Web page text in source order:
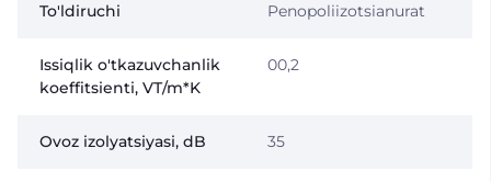
To'ldiruchi Penopoliizotsianurat
Issiqlik o'tkazuvchanlik
koeffitsienti, VT/m*K
00,2
Ovoz izolyatsiyasi, dB 35